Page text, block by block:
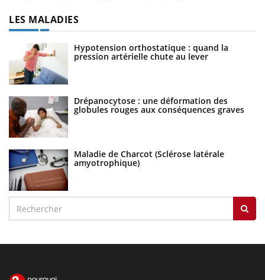
LES MALADIES
Hypotension orthostatique : quand la
pression artérielle chute au lever
Drépanocytose : une déformation des
globules rouges aux conséquences graves
Maladie de Charcot (Sclérose latérale
amyotrophique)